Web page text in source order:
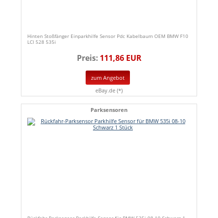
Hinten Stoßfänger Einparkhilfe Sensor Pdc Kabelbaum OEM BMW F10
LCI 528 535i
Preis: 111,86 EUR
zum Angebot
eBay.de (*)
Parksensoren